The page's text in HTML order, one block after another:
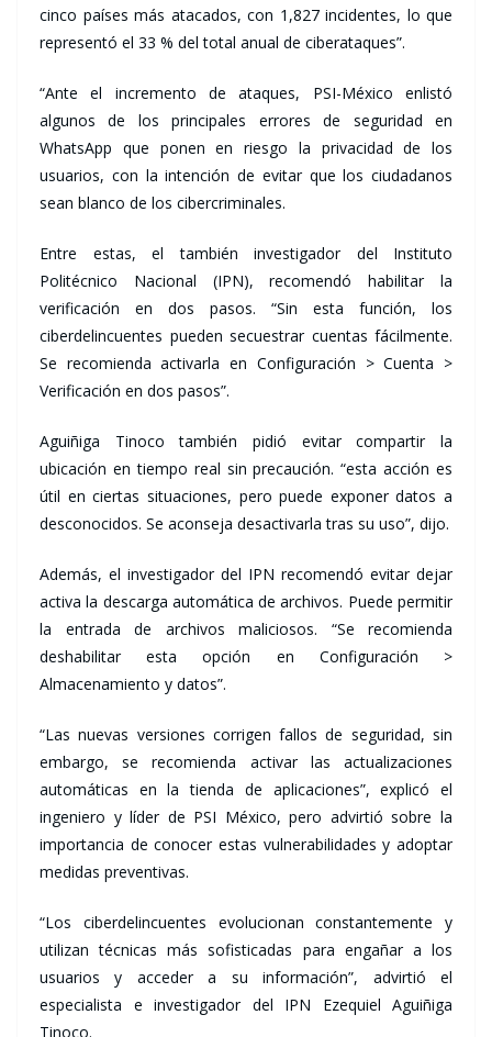
cinco países más atacados, con 1,827 incidentes, lo que
representó el 33 % del total anual de ciberataques”.
“Ante el incremento de ataques, PSI-México enlistó
algunos de los principales errores de seguridad en
WhatsApp que ponen en riesgo la privacidad de los
usuarios, con la intención de evitar que los ciudadanos
sean blanco de los cibercriminales.
Entre estas, el también investigador del Instituto
Politécnico Nacional (IPN), recomendó habilitar la
verificación en dos pasos. “Sin esta función, los
ciberdelincuentes pueden secuestrar cuentas fácilmente.
Se recomienda activarla en Configuración > Cuenta >
Verificación en dos pasos”.
Aguiñiga Tinoco también pidió evitar compartir la
ubicación en tiempo real sin precaución. “esta acción es
útil en ciertas situaciones, pero puede exponer datos a
desconocidos. Se aconseja desactivarla tras su uso”, dijo.
Además, el investigador del IPN recomendó evitar dejar
activa la descarga automática de archivos. Puede permitir
la entrada de archivos maliciosos. “Se recomienda
deshabilitar esta opción en Configuración >
Almacenamiento y datos”.
“Las nuevas versiones corrigen fallos de seguridad, sin
embargo, se recomienda activar las actualizaciones
automáticas en la tienda de aplicaciones”, explicó el
ingeniero y líder de PSI México, pero advirtió sobre la
importancia de conocer estas vulnerabilidades y adoptar
medidas preventivas.
“Los ciberdelincuentes evolucionan constantemente y
utilizan técnicas más sofisticadas para engañar a los
usuarios y acceder a su información”, advirtió el
especialista e investigador del IPN Ezequiel Aguiñiga
Tinoco.